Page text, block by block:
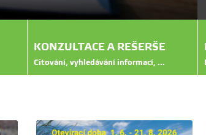
KONZULTACE A REŠERŠE
Citování, vyhledávání informací, ...